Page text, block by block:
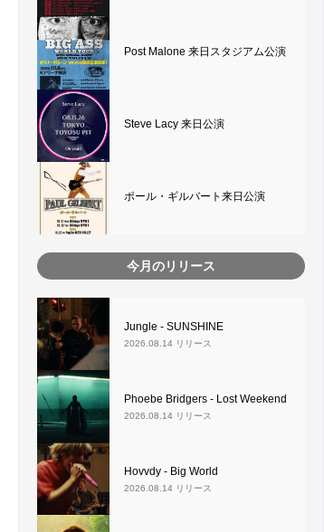
Post Malone 来日スタジアム公演
Steve Lacy 来日公演
ポール・ギルバート来日公演
今月のリリース
Jungle - SUNSHINE
2026.08.14 リリース
Phoebe Bridgers - Lost Weekend
2026.08.14 リリース
Hovvdy - Big World
2026.08.14 リリース